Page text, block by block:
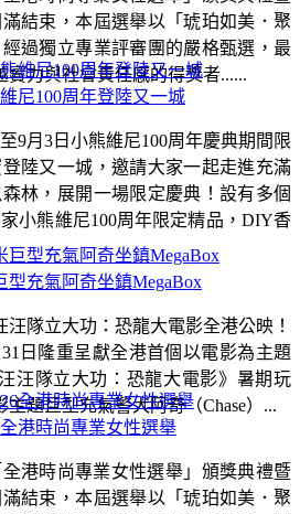
結束，本屆選舉以「琥珀如美．聚
過獨立專業評審團的嚴格甄選，最
實力與社會責任感的得獎者......
型充氣阿奇坐鎮MegaBox
汪隊立大功：恐龍大電影全港公映！
日隆重呈獻全港首個以電影為主題
汪隊立大功：恐龍大電影》暑期玩
題巨型充氣警犬阿奇（Chase）...
尼100周年登陸又一城
9月3日小熊維尼100周年慶典期間限
陸又一城，邀請大家一起走進充滿
林，展開一場限定慶典！設有多個
小熊維尼100周年限定精品，DIY香
全港時尚專業女性選舉
全港時尚專業女性選舉」頒獎典禮暨
結束，本屆選舉以「琥珀如美．聚